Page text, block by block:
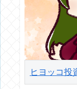
ヒヨッコ投